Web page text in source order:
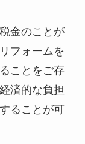
金のことが
フォームを
ことをご存
済的な負担
ることが可